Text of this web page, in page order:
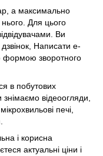
а максимально
нього. Для цього
Ви
Написати e-
формою зворотного
в побутових
знімаємо відеоогляди,
печі,
і корисна
актуальні ціни і